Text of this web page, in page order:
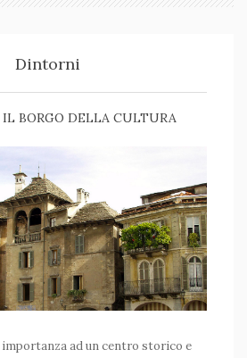
Dintorni
BORGO DELLA CULTURA
importanza ad un centro storico e